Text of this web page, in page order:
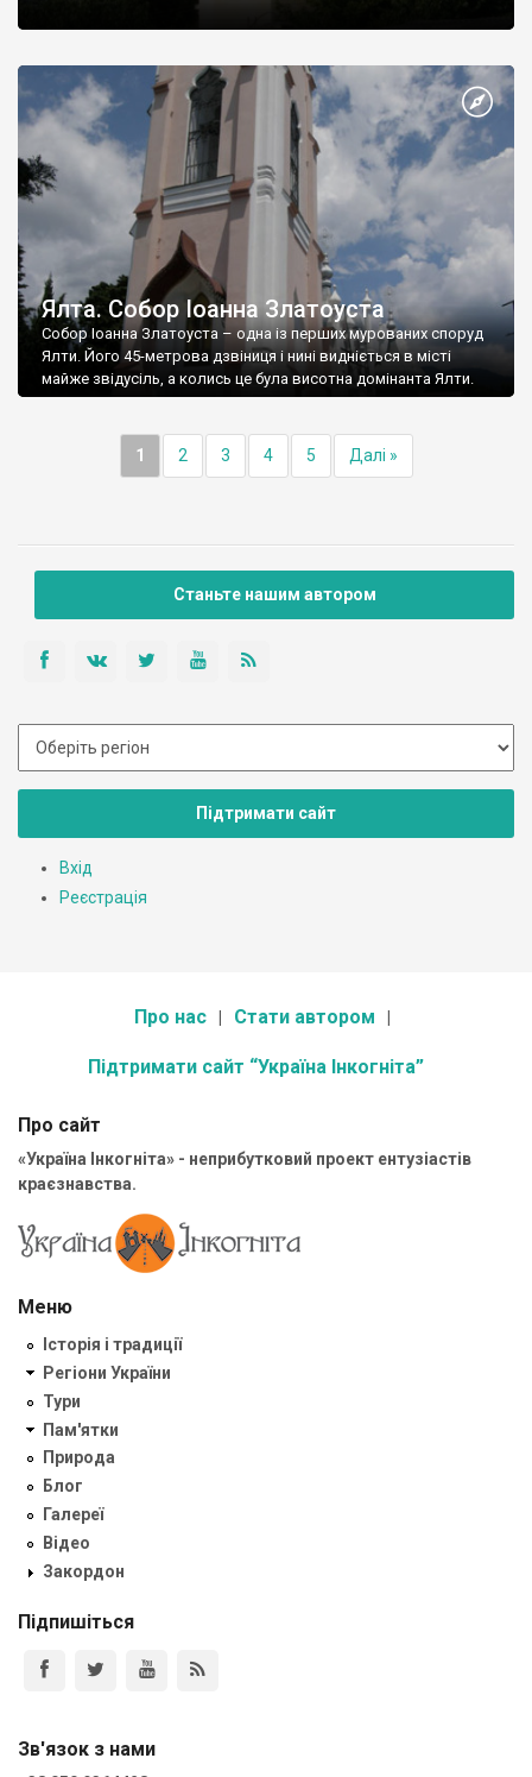
Ялта. Собор Іоанна Златоуста
Собор Іоанна Златоуста – одна із перших мурованих споруд
Ялти. Його 45-метрова дзвіниця і нині видніється в місті
майже звідусіль, а колись це була висотна домінанта Ялти.
1 2 3 4 5 Далі »
Станьте нашим автором
Підтримати сайт
Вхід
Реєстрація
Про нас Стати автором
Підтримати сайт “Україна Інкогніта”
Про сайт
«Україна Інкогніта» - неприбутковий проект ентузіастів
краєзнавства.
Меню
Історія і традиції
Регіони України
Тури
Пам'ятки
Природа
Блог
Галереї
Відео
Закордон
Підпишіться
Зв'язок з нами